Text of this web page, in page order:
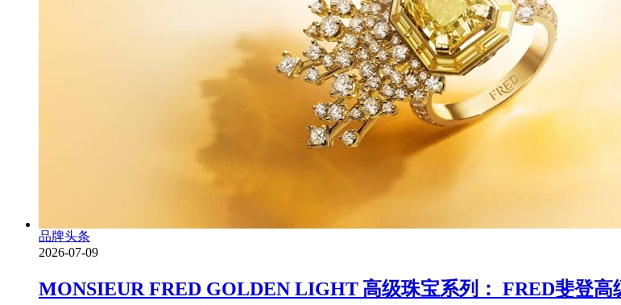
品牌头条
2026-07-09
MONSIEUR FRED GOLDEN LIGHT 高级珠宝系列： FRED斐登